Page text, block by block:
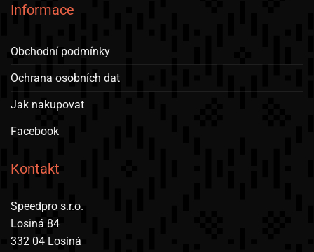
Informace
Obchodní podmínky
Ochrana osobních dat
Jak nakupovat
Facebook
Kontakt
Speedpro s.r.o.
Losiná 84
332 04 Losiná